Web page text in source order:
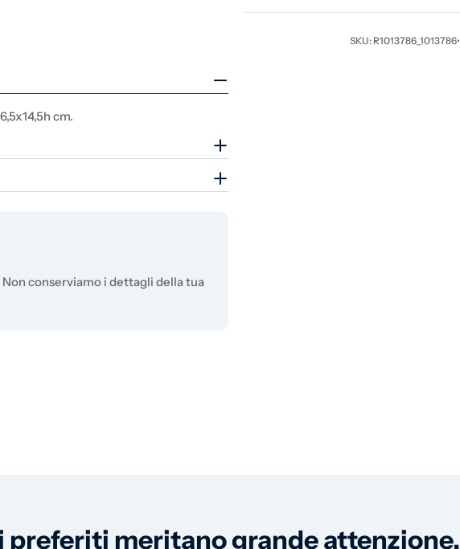
cm.
conserviamo i dettagli della tua
SKU: R1013786_1013786•
meritano grande attenzione.